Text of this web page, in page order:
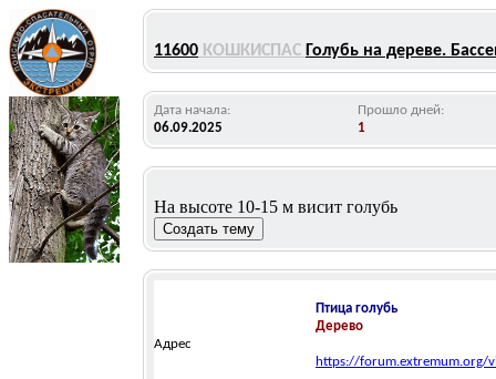
11600 КОШКИСПАС Голубь на дереве.
Дата начала:
06.09.2025
Прошло дней:
1
На высоте 10-15 м висит голубь
Птица голубь
Дерево
Адрес
https://forum.extremum.org/